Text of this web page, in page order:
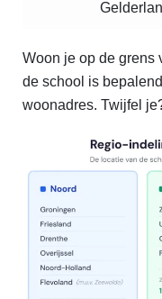
Woon je op de grens
de school is
woonadres. Twijfel